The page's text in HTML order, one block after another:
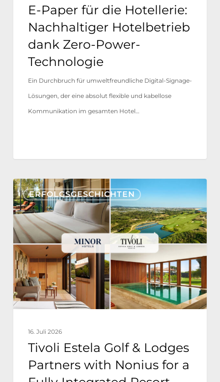
Zero-
Power-
Technologie
E-Paper für die Hotellerie:
Nachhaltiger Hotelbetrieb
dank Zero-Power-
Technologie
Ein Durchbruch für umweltfreundliche Digital-Signage-
Lösungen, der eine absolut flexible und kabellose
Kommunikation im gesamten Hotel…
ERFOLGSGESCHICHTEN
Tivoli
Estela
Golf
&
Lodges
Partners
with
Nonius
for
Integrated
Resort
16. Juli 2026
Tivoli Estela Golf & Lodges
Partners with Nonius for a